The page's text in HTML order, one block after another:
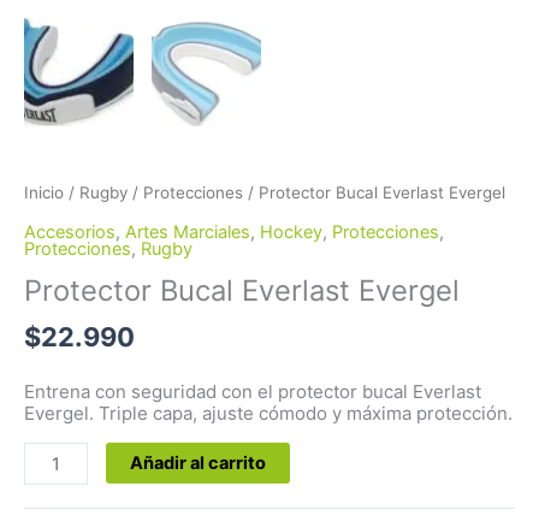
Inicio / Rugby / Protecciones / Protector Bucal Everlast Evergel
Accesorios, Artes Marciales, Hockey, Protecciones,
Protecciones, Rugby
Protector Bucal Everlast Evergel
$22.990
Entrena con seguridad con el protector bucal Everlast
Evergel. Triple capa, ajuste cómodo y máxima protección.
Añadir al carrito